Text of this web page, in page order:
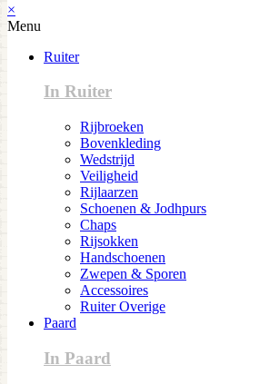
×
Menu
Ruiter
In Ruiter
Rijbroeken
Bovenkleding
Wedstrijd
Veiligheid
Rijlaarzen
Schoenen & Jodhpurs
Chaps
Rijsokken
Handschoenen
Zwepen & Sporen
Accessoires
Ruiter Overige
Paard
In Paard